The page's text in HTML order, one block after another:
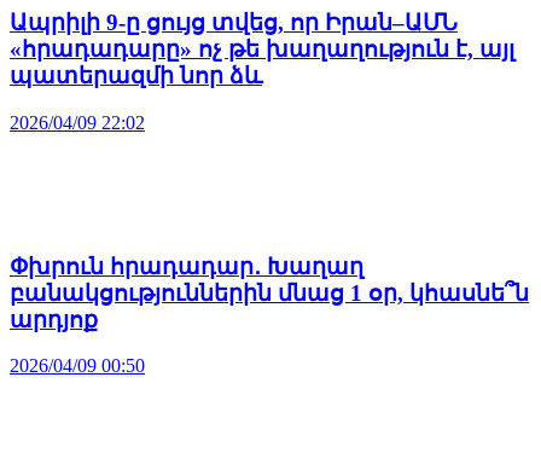
Ապրիլի 9-ը ցույց տվեց, որ Իրան–ԱՄՆ
«հրադադարը» ոչ թե խաղաղություն է, այլ
պատերազմի նոր ձև
2026/04/09 22:02
Փխրուն հրադադար․ Խաղաղ
բանակցություններին մնաց 1 օր, կհասնե՞ն
արդյոք
2026/04/09 00:50